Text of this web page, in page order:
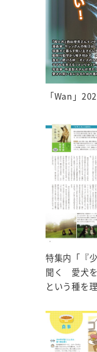
「Wan」
特集内「『
聞く 愛犬を
という種を